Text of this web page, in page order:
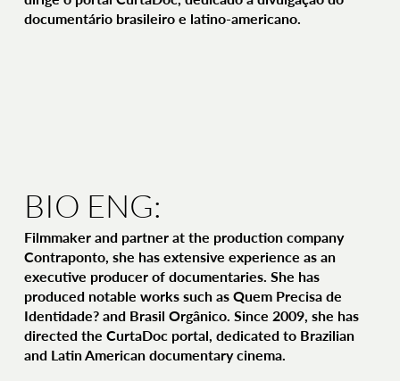
documentário brasileiro e latino-americano.
BIO ENG:
Filmmaker and partner at the production company
Contraponto, she has extensive experience as an
executive producer of documentaries. She has
produced notable works such as Quem Precisa de
Identidade? and Brasil Orgânico. Since 2009, she has
directed the CurtaDoc portal, dedicated to Brazilian
and Latin American documentary cinema.